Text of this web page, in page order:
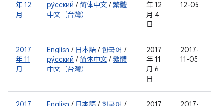
年 12
月
ру́сский /简体中文 / 繁體
中文（台灣）
年 12
月 4
日
12-05
2017
年 11
月
English / 日本語/ 한국어 /
ру́сский /简体中文 / 繁體
中文（台灣）
2017
年 11
月 6
日
2017-
11-05
2017
English / 日本語/ 한국어 /
2017
2017-